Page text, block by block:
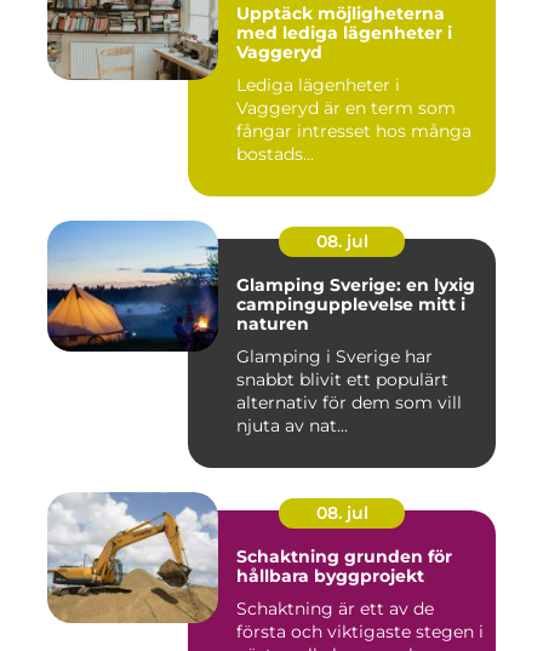
Upptäck möjligheterna
med lediga lägenheter i
Vaggeryd
Lediga lägenheter i
Vaggeryd är en term som
fångar intresset hos många
bostads...
08. jul
Glamping Sverige: en lyxig
campingupplevelse mitt i
naturen
Glamping i Sverige har
snabbt blivit ett populärt
alternativ för dem som vill
njuta av nat...
08. jul
Schaktning grunden för
hållbara byggprojekt
Schaktning är ett av de
första och viktigaste stegen i